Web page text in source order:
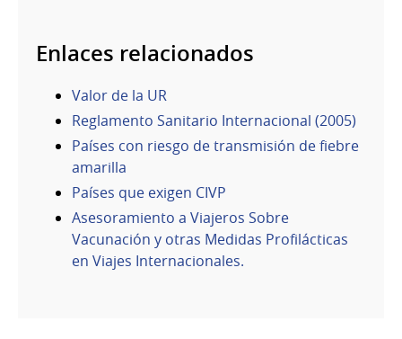
Enlaces relacionados
Valor de la UR
Reglamento Sanitario Internacional (2005)
Países con riesgo de transmisión de fiebre
amarilla
Países que exigen CIVP
Asesoramiento a Viajeros Sobre
Vacunación y otras Medidas Profilácticas
en Viajes Internacionales.